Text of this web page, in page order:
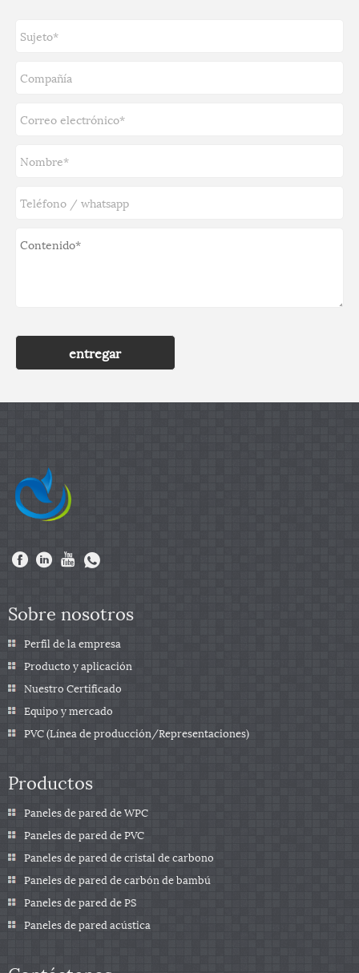
entregar
Sobre nosotros
Perfil de la empresa
Producto y aplicación
Nuestro Certificado
Equipo y mercado
PVC (Línea de producción/Representaciones)
Productos
Paneles de pared de WPC
Paneles de pared de PVC
Paneles de pared de cristal de carbono
Paneles de pared de carbón de bambú
Paneles de pared de PS
Paneles de pared acústica